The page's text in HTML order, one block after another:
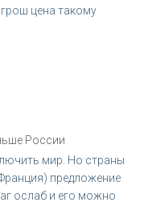
цена такому
России
мир. Но страны
предложение
ослаб и его можно